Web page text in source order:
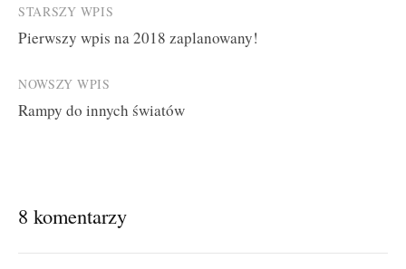
Post
navigation
STARSZY WPIS
Pierwszy wpis na 2018 zaplanowany!
NOWSZY WPIS
Rampy do innych światów
8 komentarzy